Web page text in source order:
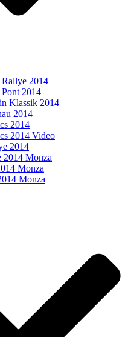
2014
2014
Klassik 2014
2014
2014
2014 Video
2014
2014 Monza
Monza
Monza